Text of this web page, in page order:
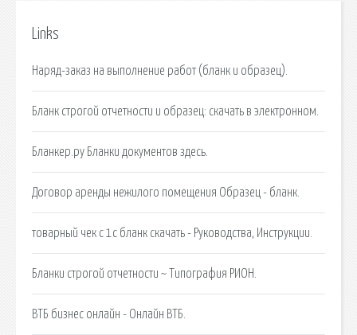
Links
Наряд-заказ на выполнение работ (бланк и образец).
Бланк строгой отчетности и образец: скачать в электронном.
Бланкер.ру Бланки документов здесь.
Договор аренды нежилого помещения Образец - бланк.
товарный чек с 1с бланк скачать - Руководства, Инструкции.
Бланки строгой отчетности ~ Типография РИОН.
ВТБ бизнес онлайн - Онлайн ВТБ.